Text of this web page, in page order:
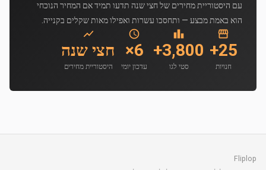
עם היסטוריית מחירים של חצי שנה תדעו תמיד אם המחיר הנוכחי
הוא באמת מבצע — ותחסכו עשרות ואפילו מאות שקלים בקנייה.
25+
חנויות
3,800+
סטי לגו
6×
עדכון יומי
חצי שנה
היסטוריית מחירים
Fliplop